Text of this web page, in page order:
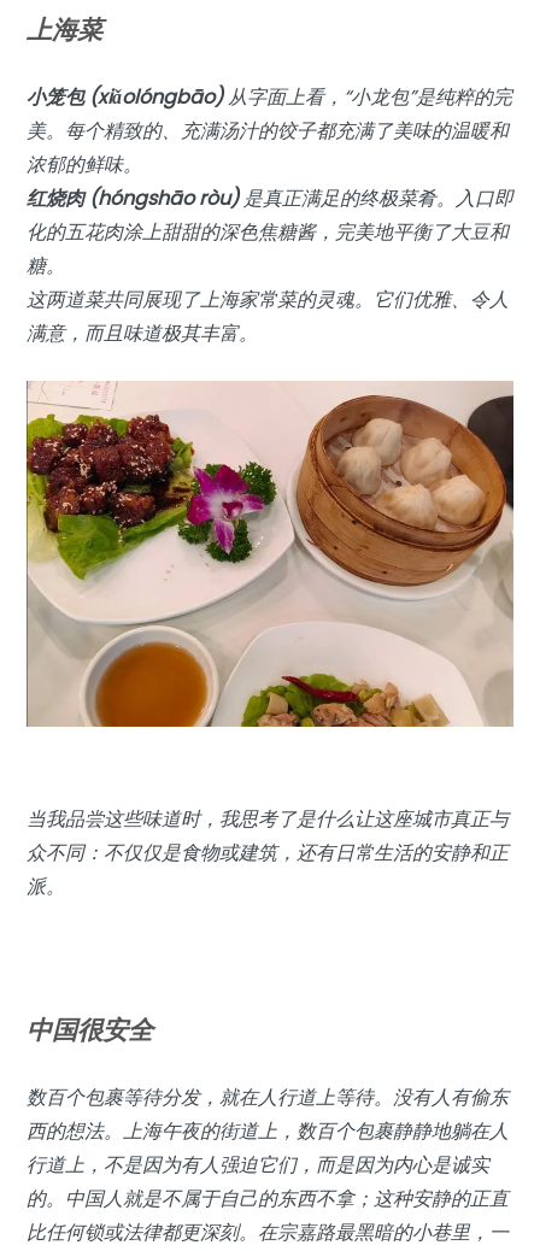
上海菜
小笼包 (xiǎolóngbāo)从字面上看，“小龙包”是纯粹的完
美。每个精致的、充满汤汁的饺子都充满了美味的温暖和
浓郁的鲜味。
红烧肉 (hóngshāo ròu)是真正满足的终极菜肴。入口即
化的五花肉涂上甜甜的深色焦糖酱，完美地平衡了大豆和
糖。
这两道菜共同展现了上海家常菜的灵魂。它们优雅、令人
满意，而且味道极其丰富。
当我品尝这些味道时，我思考了是什么让这座城市真正与
众不同：不仅仅是食物或建筑，还有日常生活的安静和正
派。
中国很安全
数百个包裹等待分发，就在人行道上等待。没有人有偷东
西的想法。上海午夜的街道上，数百个包裹静静地躺在人
行道上，不是因为有人强迫它们，而是因为内心是诚实
的。中国人就是不属于自己的东西不拿；这种安静的正直
比任何锁或法律都更深刻。在宗嘉路最黑暗的小巷里，一